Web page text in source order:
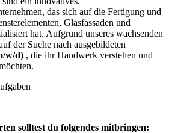
das sich auf die Fertigung und
Glasfassaden und
hat. Aufgrund unseres wachsenden
der Suche nach ausgebildeten
w/d) , die ihr Handwerk verstehen und
solltest du folgendes mitbringen: